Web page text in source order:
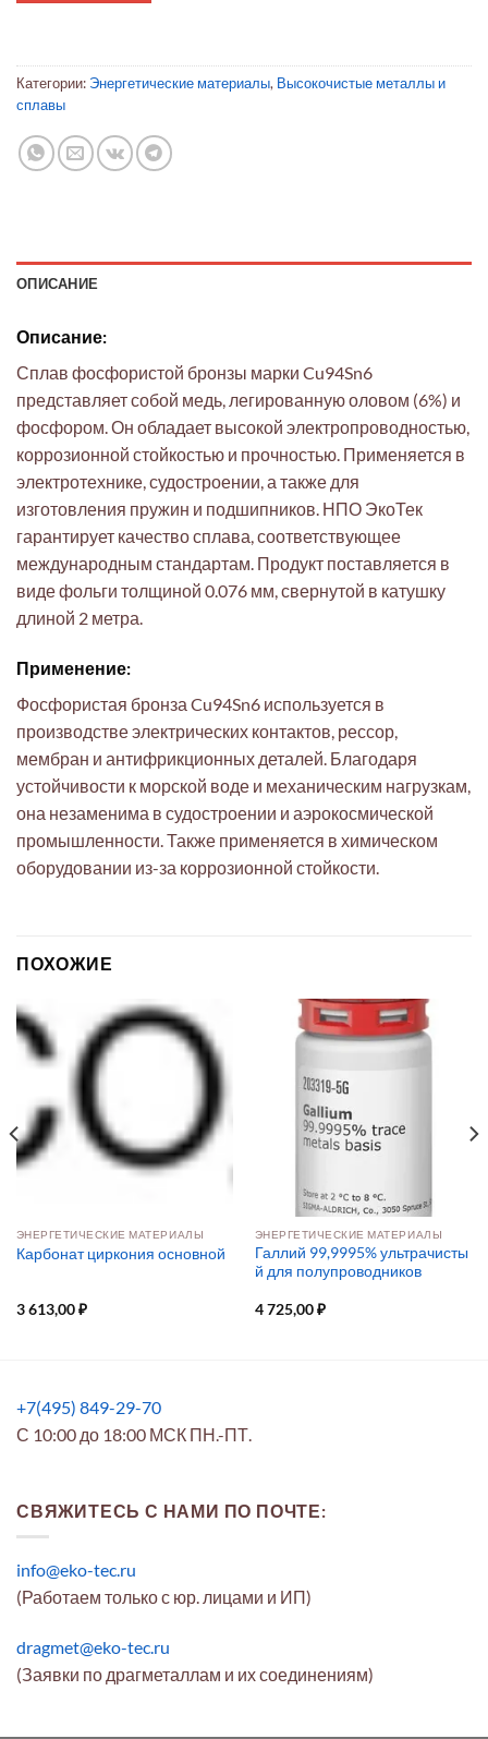
Категории: Энергетические материалы, Высокочистые металлы и
сплавы
ОПИСАНИЕ
Описание:
Сплав фосфористой бронзы марки Cu94Sn6
представляет собой медь, легированную оловом (6%) и
фосфором. Он обладает высокой электропроводностью,
коррозионной стойкостью и прочностью. Применяется в
электротехнике, судостроении, а также для
изготовления пружин и подшипников. НПО ЭкоТек
гарантирует качество сплава, соответствующее
международным стандартам. Продукт поставляется в
виде фольги толщиной 0.076 мм, свернутой в катушку
длиной 2 метра.
Применение:
Фосфористая бронза Cu94Sn6 используется в
производстве электрических контактов, рессор,
мембран и антифрикционных деталей. Благодаря
устойчивости к морской воде и механическим нагрузкам,
она незаменима в судостроении и аэрокосмической
промышленности. Также применяется в химическом
оборудовании из-за коррозионной стойкости.
ПОХОЖИЕ
ЭНЕРГЕТИЧЕСКИЕ МАТЕРИАЛЫ
Карбонат циркония основной
3 613,00₽
ЭНЕРГЕТИЧЕСКИЕ МАТЕРИАЛЫ
Галлий 99,9995% ультрачисты
й для полупроводников
4 725,00₽
+7(495) 849-29-70
С 10:00 до 18:00 МСК ПН.-ПТ.
СВЯЖИТЕСЬ С НАМИ ПО ПОЧТЕ:
info@eko-tec.ru
(Работаем только с юр. лицами и ИП)
dragmet@eko-tec.ru
(Заявки по драгметаллам и их соединениям)